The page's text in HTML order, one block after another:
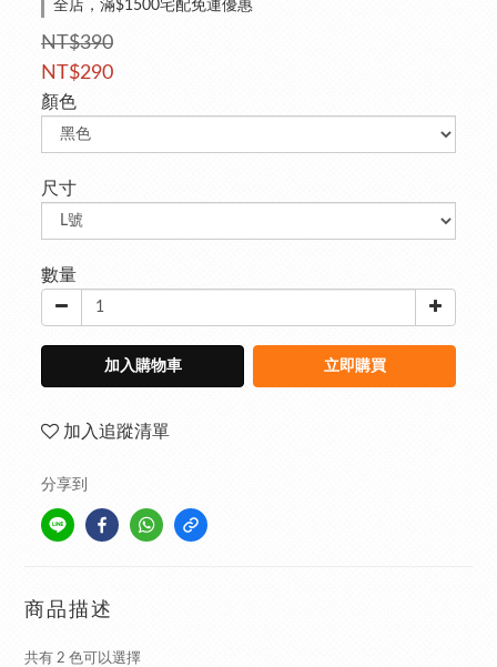
全店，滿$1500宅配免運優惠
NT$390
NT$290
顏色
尺寸
數量
加入購物車 立即購買
加入追蹤清單
分享到
商品描述
共有 2 色可以選擇